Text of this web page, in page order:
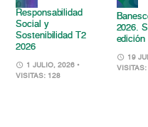
Responsabilidad
Social y
Sostenibilidad T2
2026
1 JULIO, 2026 •
VISITAS: 128
2026.
edición
19
VISITAS: